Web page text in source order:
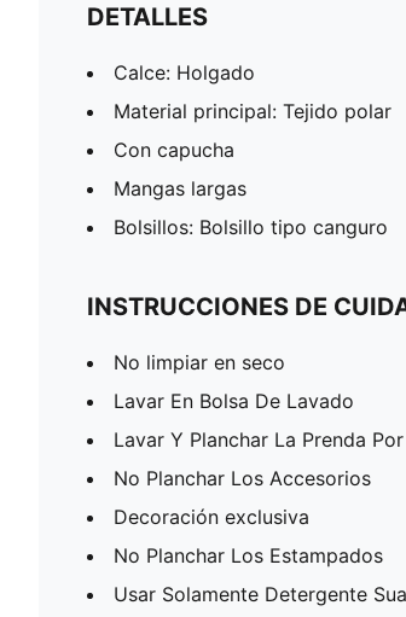
DETALLES
Calce: Holgado
Material principal: Tejido polar
Con capucha
Mangas largas
Bolsillos: Bolsillo tipo canguro
INSTRUCCIONES DE
No limpiar en seco
Lavar En Bolsa De Lavado
Lavar Y Planchar La Prenda
No Planchar Los Accesorios
Decoración exclusiva
No Planchar Los Estampados
Usar Solamente Detergente